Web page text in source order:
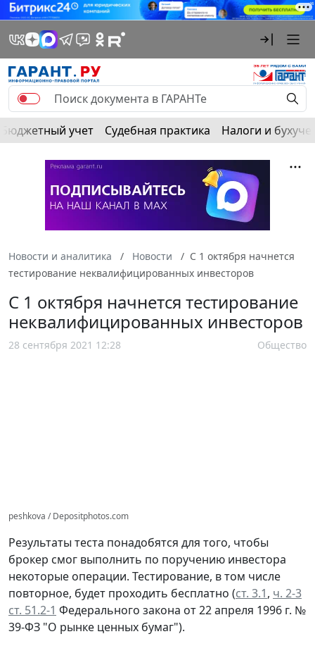
Бюджетный учет Судебная практика Налоги и
Новости и аналитика Новости
С 1 октября начнется
тестирование неквалифицированных инвесторов
С 1 октября начнется тестирование
неквалифицированных инвесторов
28 сентября 2021 12:28 Общество
peshkova / Depositphotos.com
Результаты теста понадобятся для того, чтобы
брокер смог выполнить по поручению инвестора
некоторые операции. Тестирование, в том числе
повторное, будет проходить бесплатно (ст. 3.1, ч. 2-3
ст. 51.2-1 Федерального закона от 22 апреля 1996 г. №
39-ФЗ "О рынке ценных бумаг").